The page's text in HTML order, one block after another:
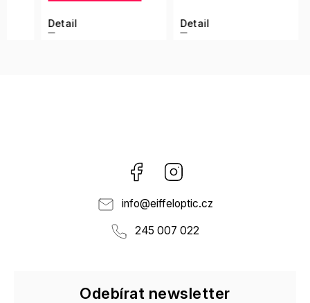
Facebook
info@eiffeloptic.cz
245 007 022
Odebírat newsletter